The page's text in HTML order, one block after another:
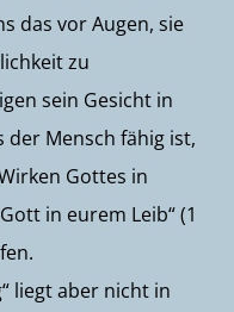
das vor Augen, sie
zu
sein Gesicht in
der Mensch fähig ist,
Gottes in
in eurem Leib“ (1
liegt aber nicht in